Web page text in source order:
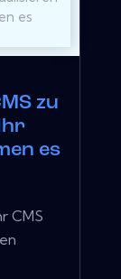
zu
es
CMS